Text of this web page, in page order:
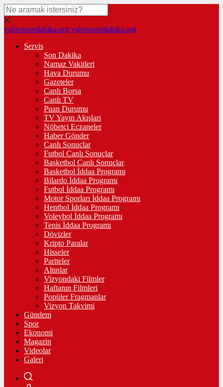
yalovasondakika.org yalovasondakika.org
Servis
Son Dakika
Namaz Vakitleri
Hava Durumu
Gazeteler
Canlı Borsa
Canlı TV
Puan Durumu
TV Yayın Akışları
Nöbetçi Eczaneler
Haber Gönder
Canlı Sonuçlar
Futbol Canlı Sonuçlar
Basketbol Canlı Sonuçlar
Basketbol İddaa Programı
Bilardo İddaa Programı
Futbol İddaa Programı
Motor Sporları İddaa Programı
Hentbol İddaa Programı
Voleybol İddaa Programı
Tenis İddaa Programı
Dövizler
Kripto Paralar
Hisseler
Pariteler
Altınlar
Vizyondaki Filmler
Haftanın Filmleri
Popüler Fragmanlar
Vizyon Takvimi
Gündem
Spor
Ekonomi
Magazin
Videolar
Galeri